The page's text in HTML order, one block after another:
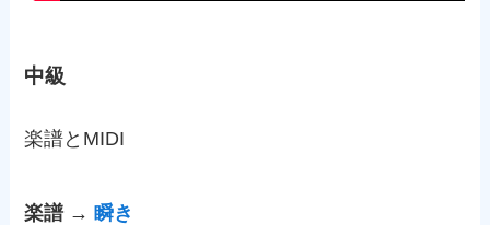
中級
楽譜とMIDI
楽譜 →瞬き